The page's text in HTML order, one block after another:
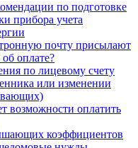
по подготовке
прибора учета
почту присылают
оплате?
по лицевому счету
или изменении
возможности оплатить
коэффициентов